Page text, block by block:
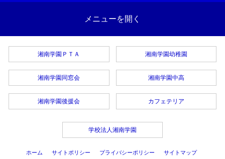
メニューを開く
湘南学園ＰＴＡ
湘南学園同窓会
湘南学園後援会
湘南学園幼稚園
湘南学園中高
カフェテリア
学校法人湘南学園
ホーム サイトポリシー プライバシーポリシー サイトマップ